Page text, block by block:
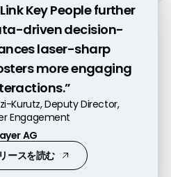
Key People further
driven decision-
laser-sharp
more engaging
Kurutz, Deputy Director,
Engagement
AG
ースを読む
with Link increases
by 50% because
teams better
customers.”
Director, Head of Experience
Digital Innovation
を見る
is tremendously
a 360-degree
our customers and
their needs.”
VP Digital Excellence
Sankyo Europe GmbH
を見る